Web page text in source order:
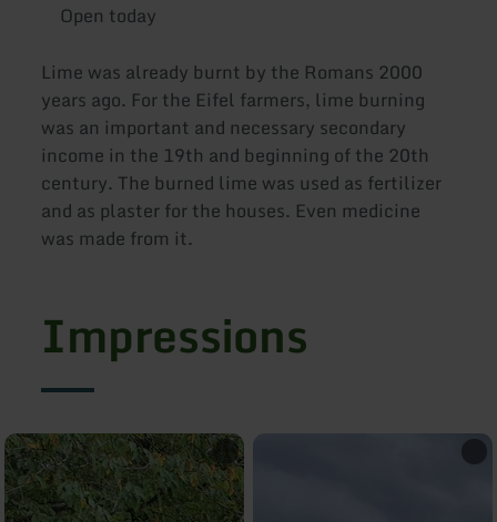
Open today
Lime was already burnt by the Romans 2000
years ago. For the Eifel farmers, lime burning
was an important and necessary secondary
income in the 19th and beginning of the 20th
century. The burned lime was used as fertilizer
and as plaster for the houses. Even medicine
was made from it.
Impressions